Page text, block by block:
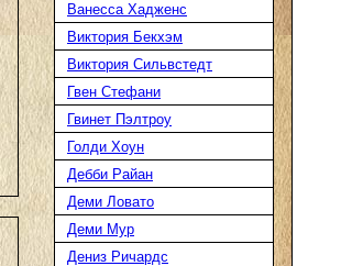
Ванесса Хадженс
Виктория Бекхэм
Виктория Сильвстедт
Гвен Стефани
Гвинет Пэлтроу
Голди Хоун
Дебби Райан
Деми Ловато
Деми Мур
Дениз Ричардс